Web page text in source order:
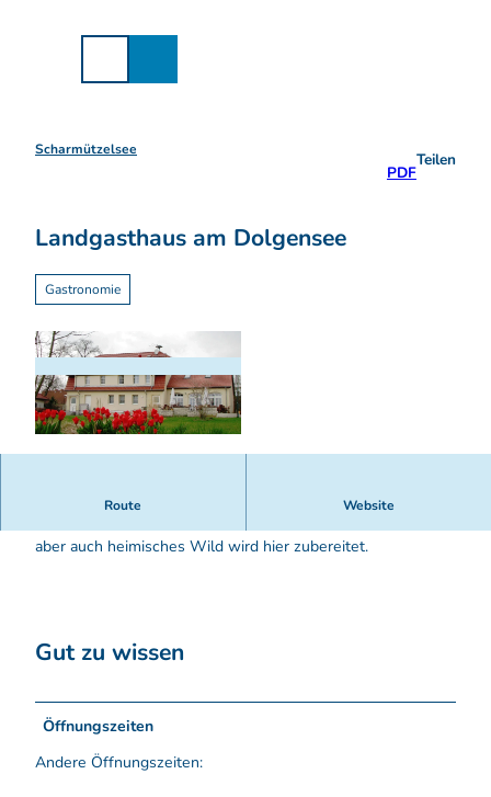
Scharmützelsee
PDF
Teilen
Landgasthaus am Dolgensee
Gastronomie
Route Website
Gasthaus mit traditionell deutscher Küche. Eine Attraktion
aber auch heimisches Wild wird hier zubereitet.
Gut zu wissen
Öffnungszeiten
Andere Öffnungszeiten: